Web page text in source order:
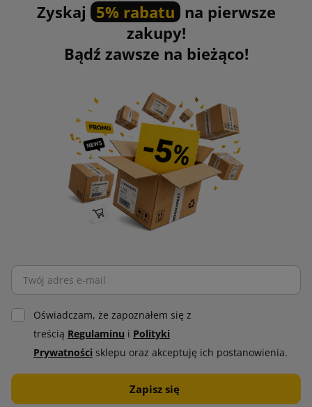
Zyskaj 5% rabatu na pierwsze
zakupy!
Bądź zawsze na bieżąco!
Oświadczam, że zapoznałem się z
treścią Regulaminu i Polityki
Prywatności sklepu oraz akceptuję ich postanowienia.